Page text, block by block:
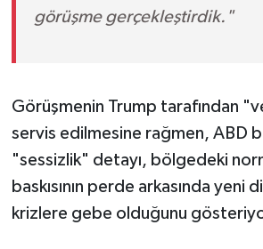
görüşme gerçekleştirdik."
Görüşmenin Trump tarafından
servis edilmesine rağmen, ABD
"sessizlik" detayı, bölgedeki
baskısının perde arkasında yeni
krizlere gebe olduğunu